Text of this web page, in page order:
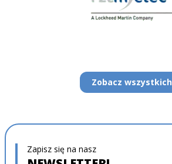
Zobacz wszystkich
Zapisz się na nasz